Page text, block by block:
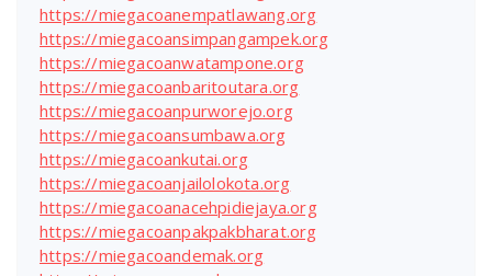
https://miegacoanempatlawang.org
https://miegacoansimpangampek.org
https://miegacoanwatampone.org
https://miegacoanbaritoutara.org
https://miegacoanpurworejo.org
https://miegacoansumbawa.org
https://miegacoankutai.org
https://miegacoanjailolokota.org
https://miegacoanacehpidiejaya.org
https://miegacoanpakpakbharat.org
https://miegacoandemak.org